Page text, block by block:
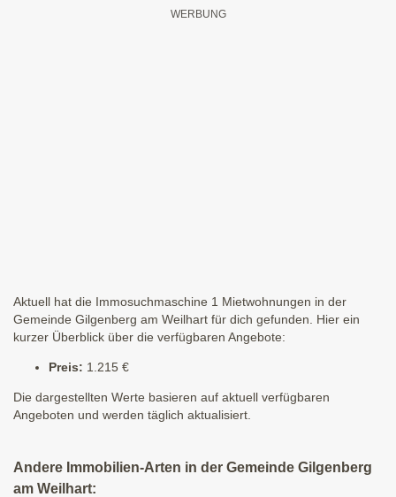
Aktuell hat die Immosuchmaschine 1 Mietwohnungen in der
Gemeinde Gilgenberg am Weilhart für dich gefunden. Hier ein
kurzer Überblick über die verfügbaren Angebote:
Preis: 1.215 €
Die dargestellten Werte basieren auf aktuell verfügbaren
Angeboten und werden täglich aktualisiert.
Andere Immobilien-Arten in der Gemeinde Gilgenberg
am Weilhart: